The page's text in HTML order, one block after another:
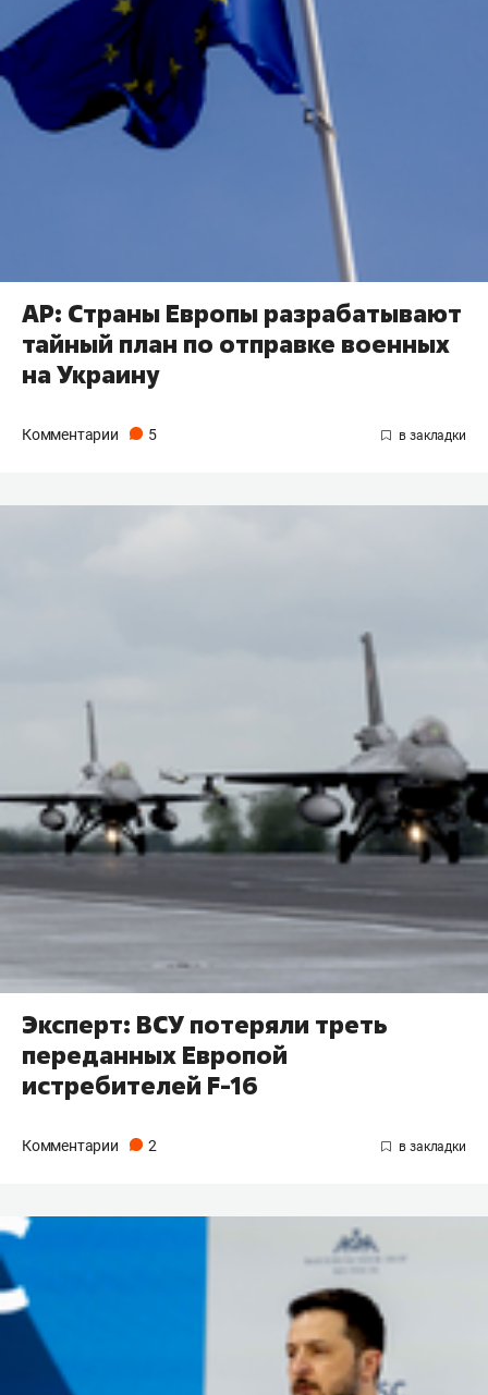
AP: Страны Европы разрабатывают
тайный план по отправке военных
на Украину
Комментарии 5
Эксперт: ВСУ потеряли треть
переданных Европой
истребителей F-16
Комментарии 2